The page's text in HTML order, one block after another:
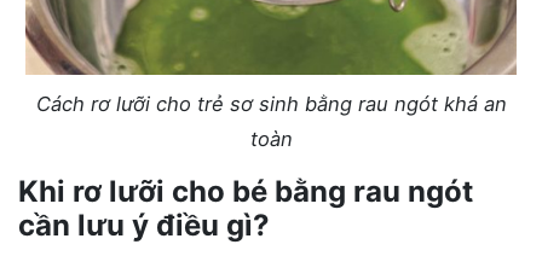
Cách rơ lưỡi cho trẻ sơ sinh bằng rau ngót khá an
toàn
Khi rơ lưỡi cho bé bằng rau ngót
cần lưu ý điều gì?